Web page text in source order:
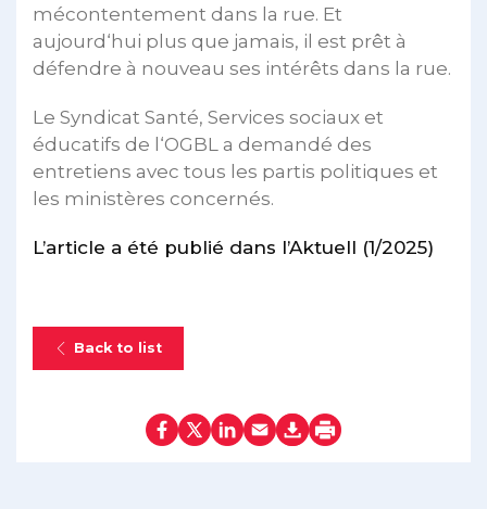
mécontentement dans la rue. Et
aujourd‘hui plus que jamais, il est prêt à
défendre à nouveau ses intérêts dans la rue.
Le Syndicat Santé, Services sociaux et
éducatifs de l‘OGBL a demandé des
entretiens avec tous les partis politiques et
les ministères concernés.
L’article a été publié dans l’Aktuell (1/2025)
Back to list